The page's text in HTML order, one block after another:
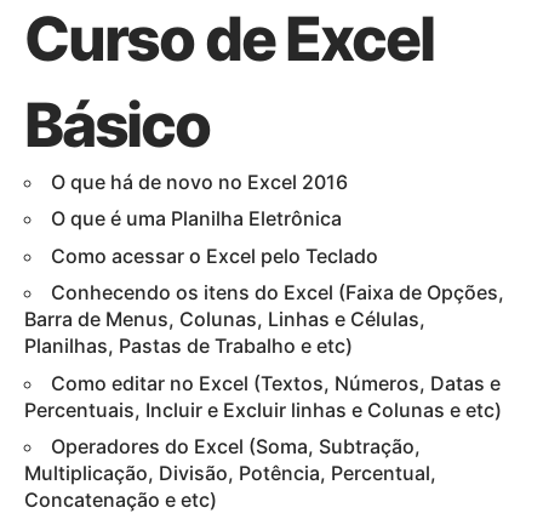
Curso de Excel
Básico
O que há de novo no Excel 2016
O que é uma Planilha Eletrônica
Como acessar o Excel pelo Teclado
Conhecendo os itens do Excel (Faixa de Opções,
Barra de Menus, Colunas, Linhas e Células,
Planilhas, Pastas de Trabalho e etc)
Como editar no Excel (Textos, Números, Datas e
Percentuais, Incluir e Excluir linhas e Colunas e etc)
Operadores do Excel (Soma, Subtração,
Multiplicação, Divisão, Potência, Percentual,
Concatenação e etc)